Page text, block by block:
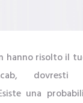
hanno risolto il
dovresti
una